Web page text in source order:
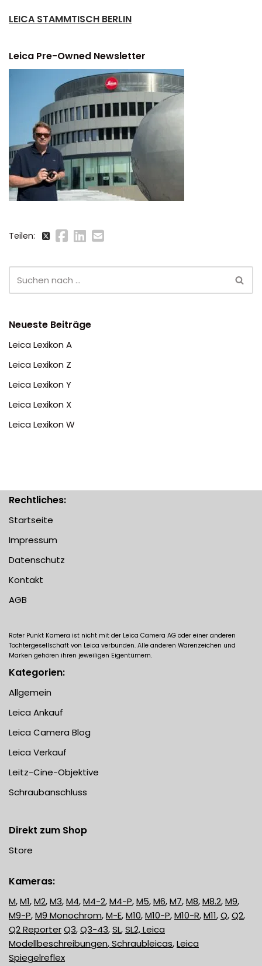
LEICA STAMMTISCH BERLIN
Leica Pre-Owned Newsletter
Teilen:
Neueste Beiträge
Leica Lexikon A
Leica Lexikon Z
Leica Lexikon Y
Leica Lexikon X
Leica Lexikon W
Rechtliches:
Startseite
Impressum
Datenschutz
Kontakt
AGB
Roter Punkt Kamera ist nicht mit der Leica Camera AG oder einer anderen
Tochtergesellschaft von Leica verbunden. Alle anderen Warenzeichen und
Marken gehören ihren jeweiligen Eigentümern.
Kategorien:
Allgemein
Leica Ankauf
Leica Camera Blog
Leica Verkauf
Leitz-Cine-Objektive
Schraubanschluss
Direkt zum Shop
Store
Kameras:
M,M1,M2,M3,M4,M4-2,M4-P,M5,M6,M7,M8,M8.2,M9,
M9-P,M9 Monochrom,M-E,M10,M10-P,M10-R,M11,Q,Q2,
Q2 ReporterQ3,Q3-43,SL,SL2,Leica
Modellbeschreibungen,Schraubleicas,Leica
Spiegelreflex